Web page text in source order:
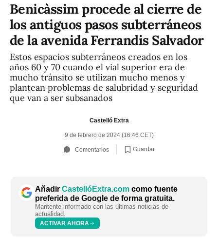
Benicàssim procede al cierre de
los antiguos pasos subterráneos
de la avenida Ferrandis Salvador
Estos espacios subterráneos creados en los
años 60 y 70 cuando el vial superior era de
mucho tránsito se utilizan mucho menos y
plantean problemas de salubridad y seguridad
que van a ser subsanados
Castelló Extra
9 de febrero de 2024 (16:46 CET)
Comentarios Guardar
Añadir CastellóExtra.com como fuente
preferida de Google de forma gratuita.
Mantente informado con las últimas noticias de
actualidad.
ACTIVAR AHORA